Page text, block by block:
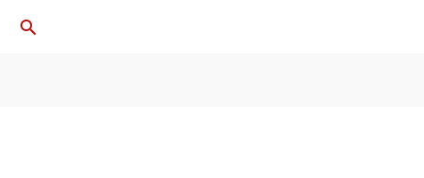
Buscar